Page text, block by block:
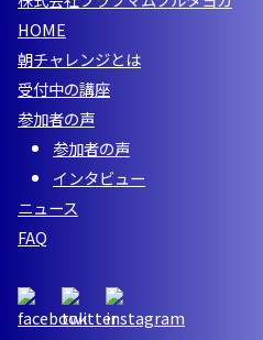
HOME
朝チャレンジとは
受付中の講座
参加者の声
参加者の声
インタビュー
ニュース
FAQ